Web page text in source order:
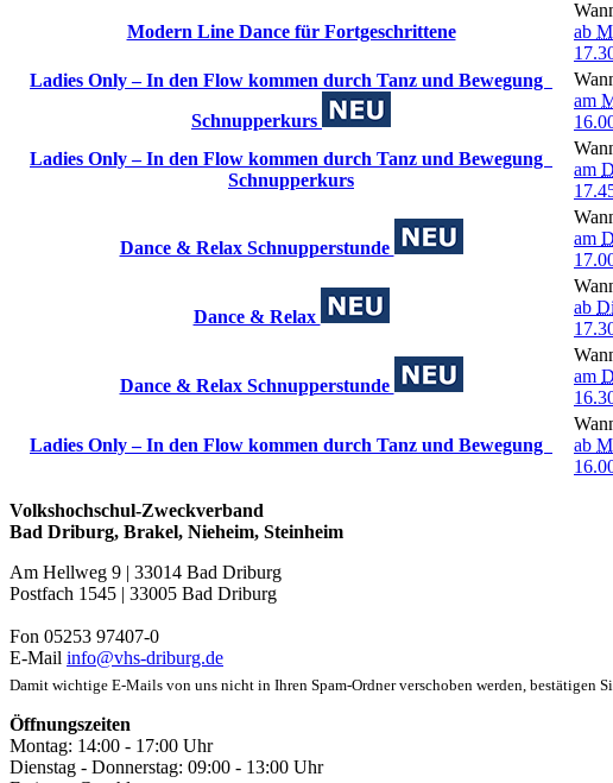
Modern Line Dance für Fortgeschrittene
ab
Ladies Only – In den Flow kommen durch Tanz und Bewegung
Schnupperkurs
am
Ladies Only – In den Flow kommen durch Tanz und Bewegung
Schnupperkurs
am
Dance & Relax Schnupperstunde
am
Dance & Relax
ab
Dance & Relax Schnupperstunde
am
Ladies Only – In den Flow kommen durch Tanz und Bewegung
ab
Volkshochschul-Zweckverband
Bad Driburg, Brakel, Nieheim, Steinheim
Am Hellweg 9 | 33014 Bad Driburg
Postfach 1545 | 33005 Bad Driburg
Fon 05253 97407-0
E-Mail info@vhs-driburg.de
Damit wichtige E-Mails von uns nicht in Ihren Spam-Ordner verschoben werden, bestätigen
Öffnungszeiten
Montag: 14:00 - 17:00 Uhr
Dienstag - Donnerstag: 09:00 - 13:00 Uhr